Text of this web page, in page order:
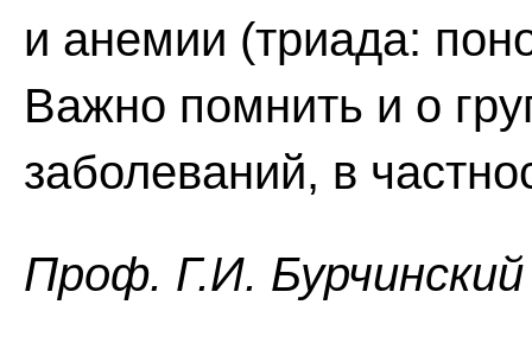
и анемии (триада:
Важно помнить и о
заболеваний, в
Проф. Г.И. Бурчинский